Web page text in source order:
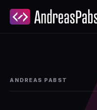
ANDREAS PABST